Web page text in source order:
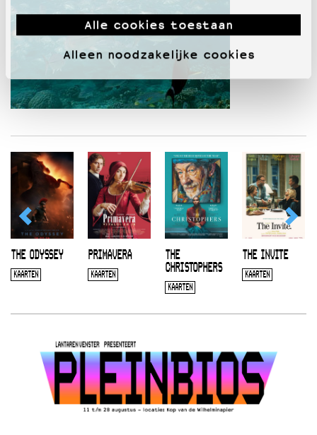
Alle cookies toestaan
Alleen noodzakelijke cookies
THE ODYSSEY
KAARTEN
PRIMAVERA
KAARTEN
THE
CHRISTOPHERS
KAARTEN
THE INVITE
KAARTEN